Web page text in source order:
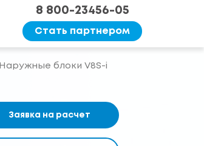
8 800-23456-05
Стать партнером
Наружные блоки V8S-i
Заявка на расчет